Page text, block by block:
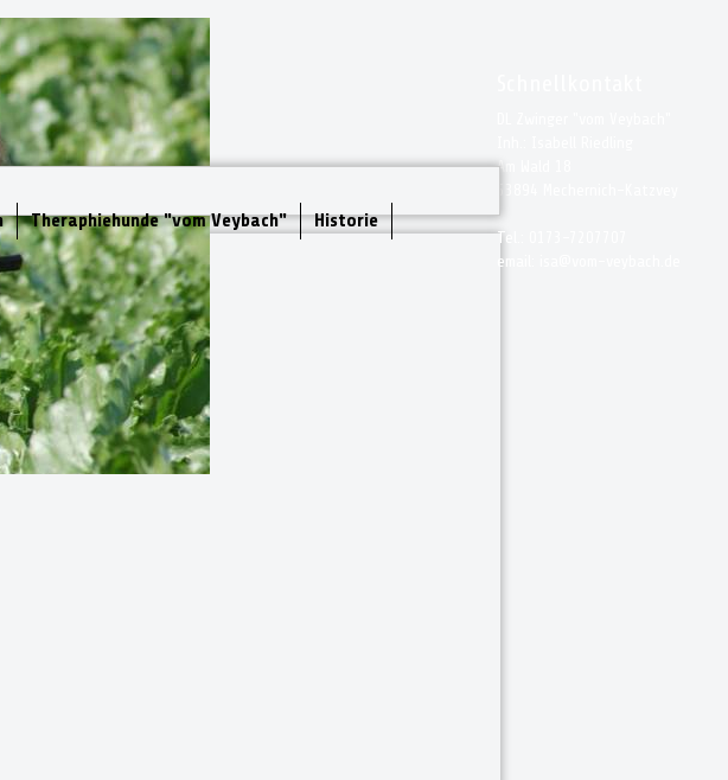
Theraphiehunde "vom Veybach" Historie
Am Wald 18
Tel.: 0173-7207707
email: isa@vom-veybach.de